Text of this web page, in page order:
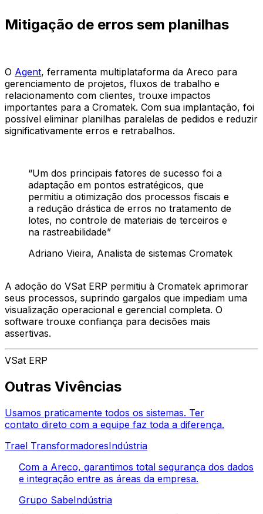
Mitigação de erros sem planilhas
O Agent, ferramenta multiplataforma da Areco para
gerenciamento de projetos, fluxos de trabalho e
relacionamento com clientes, trouxe impactos
importantes para a Cromatek. Com sua implantação, foi
possível eliminar planilhas paralelas de pedidos e reduzir
significativamente erros e retrabalhos.
“Um dos principais fatores de sucesso foi a
adaptação em pontos estratégicos, que
permitiu a otimização dos processos fiscais e
a redução drástica de erros no tratamento de
lotes, no controle de materiais de terceiros e
na rastreabilidade”
Adriano Vieira, Analista de sistemas Cromatek
A adoção do VSat ERP permitiu à Cromatek aprimorar
seus processos, suprindo gargalos que impediam uma
visualização operacional e gerencial completa. O
software trouxe confiança para decisões mais
assertivas.
VSat ERP
Outras Vivências
Usamos praticamente todos os sistemas. Ter
contato direto com a equipe faz toda a diferença.
Trael TransformadoresIndústria
Com a Areco, garantimos total segurança dos dados
e integração entre as áreas da empresa.
Grupo SabeIndústria